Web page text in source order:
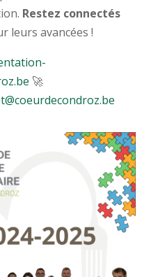
Restez connectés
leurs avancées !
-
.be 🚀